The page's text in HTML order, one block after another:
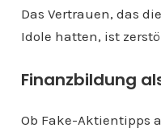
Das Vertrauen, das
Idole hatten, ist
Finanzbildung
Ob Fake-Aktientipps